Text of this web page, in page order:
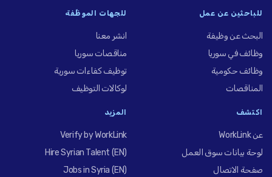
للباحثين عن عمل
البحث عن وظيفة
وظائف في سوريا
وظائف حكومية
المناقصات
للجهات الموظِّفة
انشر معنا
مناقصات سوريا
توظيف كفاءات سورية
لوكالات التوظيف
اكتشف
عن WorkLink
لوحة بيانات سوق العمل
صفحة الاتصال
المزيد
Verify by WorkLink
Hire Syrian Talent (EN)
Jobs in Syria (EN)